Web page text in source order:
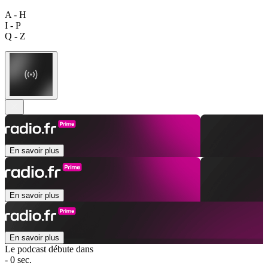
A - H
I - P
Q - Z
En savoir plus
En savoir plus
En savoir plus
Le podcast débute dans
- 0 sec.